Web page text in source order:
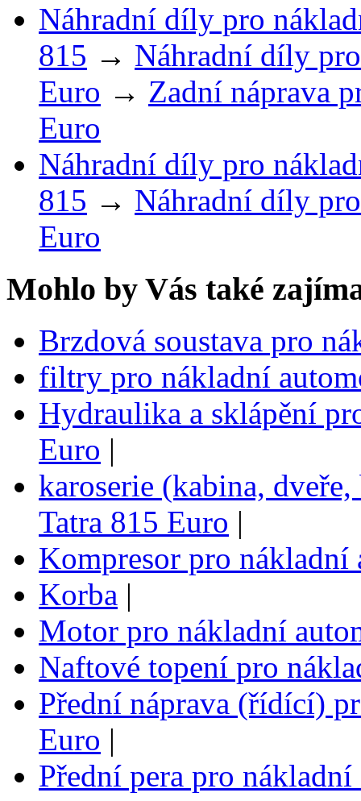
Náhradní díly pro
815 → Náhradní díly
Euro → Zadní náprava
Euro
Náhradní díly pro
815 → Náhradní díly
Euro
Mohlo by Vás také
Brzdová soustava pro
filtry pro nákladní
Hydraulika a sklápění
Euro |
karoserie (kabina,
Tatra 815 Euro |
Kompresor pro
Korba |
Motor pro nákladní
Naftové topení pro
Přední náprava (řídící)
Euro |
Přední pera pro